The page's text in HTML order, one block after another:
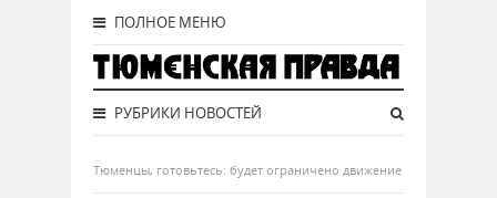
ПОЛНОЕ МЕНЮ
РУБРИКИ НОВОСТЕЙ
Тюменцы, готовьтесь: будет ограничено движение